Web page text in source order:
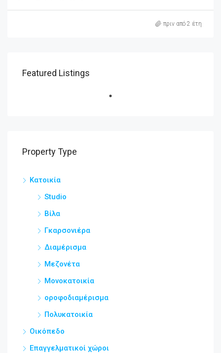
πριν από 2 έτη
Featured Listings
Property Type
Κατοικία
Studio
Βίλα
Γκαρσονιέρα
Διαμέρισμα
Μεζονέτα
Μονοκατοικία
οροφοδιαμέρισμα
Πολυκατοικία
Οικόπεδο
Επαγγελματικοί χώροι